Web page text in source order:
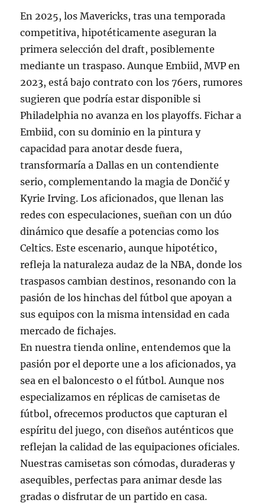
En 2025, los Mavericks, tras una temporada
competitiva, hipotéticamente aseguran la
primera selección del draft, posiblemente
mediante un traspaso. Aunque Embiid, MVP en
2023, está bajo contrato con los 76ers, rumores
sugieren que podría estar disponible si
Philadelphia no avanza en los playoffs. Fichar a
Embiid, con su dominio en la pintura y
capacidad para anotar desde fuera,
transformaría a Dallas en un contendiente
serio, complementando la magia de Dončić y
Kyrie Irving. Los aficionados, que llenan las
redes con especulaciones, sueñan con un dúo
dinámico que desafíe a potencias como los
Celtics. Este escenario, aunque hipotético,
refleja la naturaleza audaz de la NBA, donde los
traspasos cambian destinos, resonando con la
pasión de los hinchas del fútbol que apoyan a
sus equipos con la misma intensidad en cada
mercado de fichajes.
En nuestra tienda online, entendemos que la
pasión por el deporte une a los aficionados, ya
sea en el baloncesto o el fútbol. Aunque nos
especializamos en réplicas de camisetas de
fútbol, ofrecemos productos que capturan el
espíritu del juego, con diseños auténticos que
reflejan la calidad de las equipaciones oficiales.
Nuestras camisetas son cómodas, duraderas y
asequibles, perfectas para animar desde las
gradas o disfrutar de un partido en casa.